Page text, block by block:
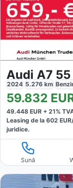
Audi A7 55
2024 5.276 km
59.832
49.448 EUR + 21%
Leasing de la 602
juridice.
Sună